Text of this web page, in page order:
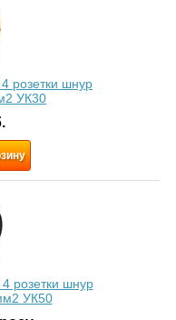
розетки шнур
УК30
розетки шнур
УК50